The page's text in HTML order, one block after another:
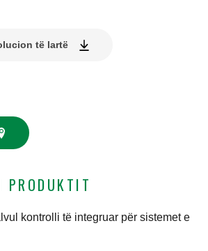
të lartë
kontrolli të integruar për sistemet e